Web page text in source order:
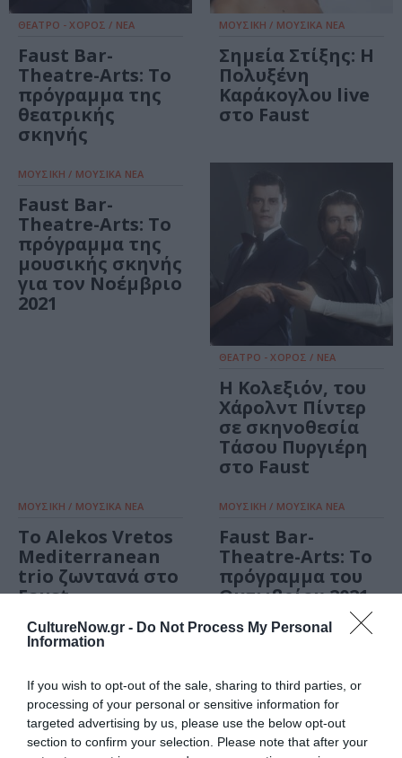
CultureNow.gr - Do Not Process My Personal
Information
If you wish to opt-out of the sale, sharing to third parties, or
processing of your personal or sensitive information for
targeted advertising by us, please use the below opt-out
section to confirm your selection. Please note that after your
ΘΕΑΤΡΟ - ΧΟΡΟΣ / ΝΕΑ
Faust Bar-
Theatre-Arts: Το
πρόγραμμα της
θεατρικής
σκηνής
ΜΟΥΣΙΚΗ / ΜΟΥΣΙΚΑ ΝΕΑ
Σημεία Στίξης: Η
Πολυξένη
Καράκογλου live
στo Faust
ΜΟΥΣΙΚΗ / ΜΟΥΣΙΚΑ ΝΕΑ
Faust Bar-
Theatre-Arts: Το
πρόγραμμα της
μουσικής σκηνής
για τον Νοέμβριο
2021
ΘΕΑΤΡΟ - ΧΟΡΟΣ / ΝΕΑ
Η Κολεξιόν, του
Χάρολντ Πίντερ
σε σκηνοθεσία
Τάσου Πυργιέρη
στο Faust
ΜΟΥΣΙΚΗ / ΜΟΥΣΙΚΑ ΝΕΑ
Το Alekos Vretos
Mediterranean
trio ζωντανά στο
Faust
ΜΟΥΣΙΚΗ / ΜΟΥΣΙΚΑ ΝΕΑ
Faust Bar-
Theatre-Arts: Το
πρόγραμμα του
Οκτωβρίου 2021
ΜΟΥΣΙΚΗ / ΜΟΥΣΙΚΑ ΝΕΑ
Faust
ΜΟΥΣΙΚΗ / ΜΟΥΣΙΚΑ ΝΕΑ
Faust!
ΘΕΜΑΤΑ / ΝΕΑ ΘΕΜΑΤΑ / ΝΕΑ